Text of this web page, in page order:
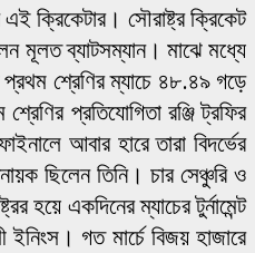
ক্রিকেটার। সৌরাষ্ট্র ক্রিকেট
মূলত ব্যাটসম্যান। মাঝে মধ্যে
শ্রেণির ম্যাচে ৪৮.৪৯ গড়ে
প্রতিযোগিতা রঞ্জি ট্রফির
আবার হারে তারা বিদর্ভের
ছিলেন তিনি। চার সেঞ্চুরি ও
একদিনের ম্যাচের টুর্নামেন্ট
গত মার্চে বিজয় হাজারে